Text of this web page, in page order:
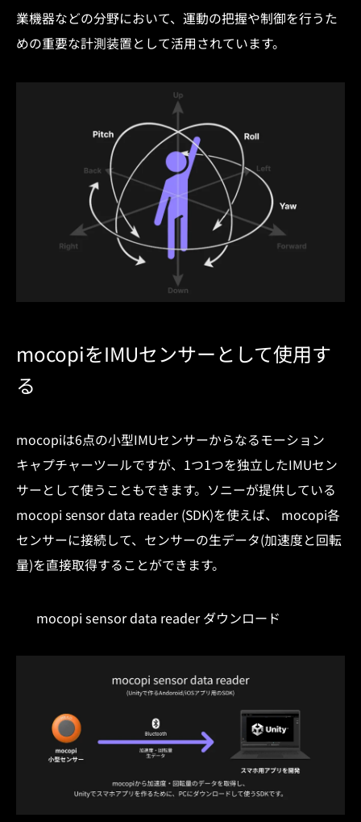
業機器などの分野において、運動の把握や制御を行うた
めの重要な計測装置として活用されています。
mocopiをIMUセンサーとして使用す
る
mocopiは6点の小型IMUセンサーからなるモーション
キャプチャーツールですが、1つ1つを独立したIMUセン
サーとして使うこともできます。ソニーが提供している
mocopi sensor data reader (SDK)を使えば、 mocopi各
センサーに接続して、センサーの生データ(加速度と回転
量)を直接取得することができます。
mocopi sensor data reader ダウンロード